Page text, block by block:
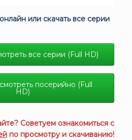
или скачать все серии
все серии (Full HD)
посерийно (Full
HD)
Советуем ознакомиться с
по просмотру и скачиванию!